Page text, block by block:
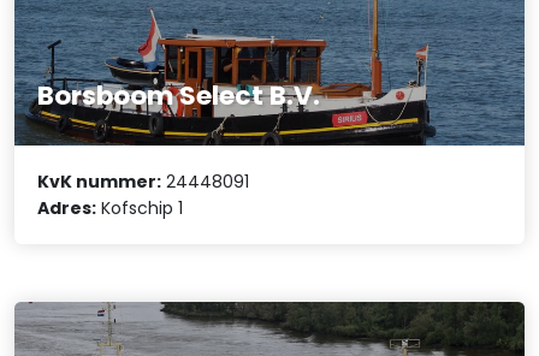
Borsboom Select B.V.
KvK nummer: 24448091
Adres: Kofschip 1